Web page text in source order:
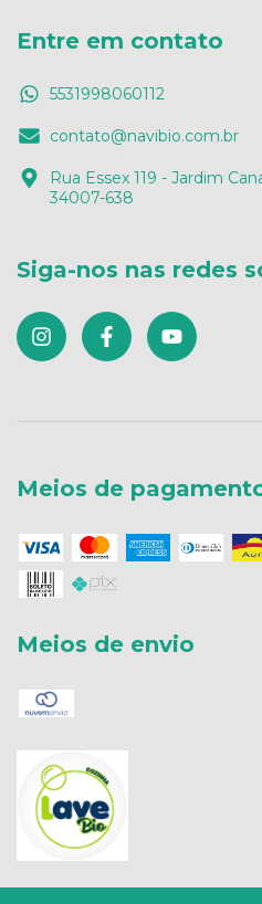
Entre em contato
5531998060112
contato@navibio.com.br
Rua Essex 119 - Jardim
34007-638
Siga-nos nas redes
Meios de
Meios de envio